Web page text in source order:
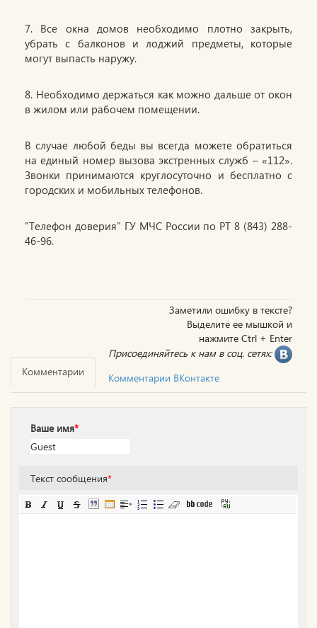
7. Все окна домов необходимо плотно закрыть,
убрать с балконов и лоджий предметы, которые
могут выпасть наружу.
8. Необходимо держаться как можно дальше от окон
в жилом или рабочем помещении.
В случае любой беды вы всегда можете обратиться
на единый номер вызова экстренных служб – «112».
Звонки принимаются круглосуточно и бесплатно с
городских и мобильных телефонов.
"Телефон доверия" ГУ МЧС России по РТ 8 (843) 288-
46-96.
Заметили ошибку в тексте?
Выделите ее мышкой и
нажмите Ctrl + Enter
Присоединяйтесь к нам в соц. сетях:
Комментарии
Комментарии ВКонтакте
Ваше имя*
Текст сообщения*